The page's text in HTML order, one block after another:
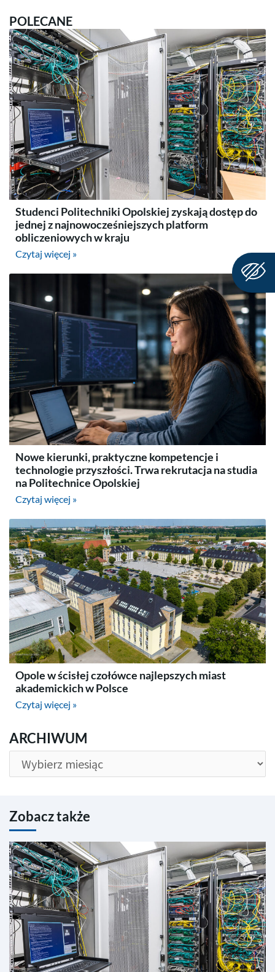
POLECANE
Studenci Politechniki Opolskiej zyskają dostęp do
jednej z najnowocześniejszych platform
obliczeniowych w kraju
Czytaj więcej »
Nowe kierunki, praktyczne kompetencje i
technologie przyszłości. Trwa rekrutacja na studia
na Politechnice Opolskiej
Czytaj więcej »
Opole w ścisłej czołówce najlepszych miast
akademickich w Polsce
Czytaj więcej »
ARCHIWUM
ARCHIWUM
Zobacz także